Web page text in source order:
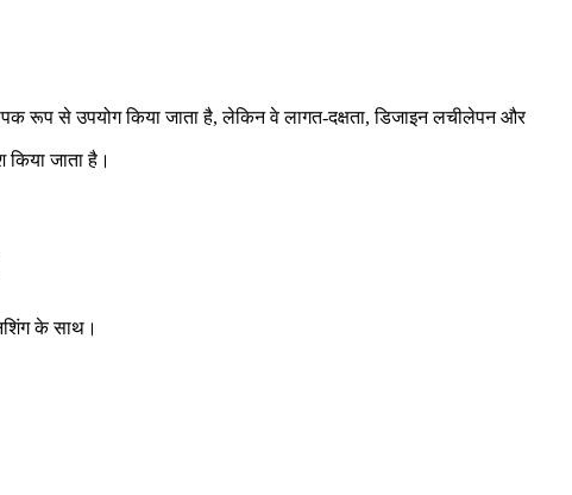
रूप से उपयोग किया जाता है, लेकिन वे लागत-दक्षता, डिजाइन लचीलेपन और
जाता है।
के साथ।